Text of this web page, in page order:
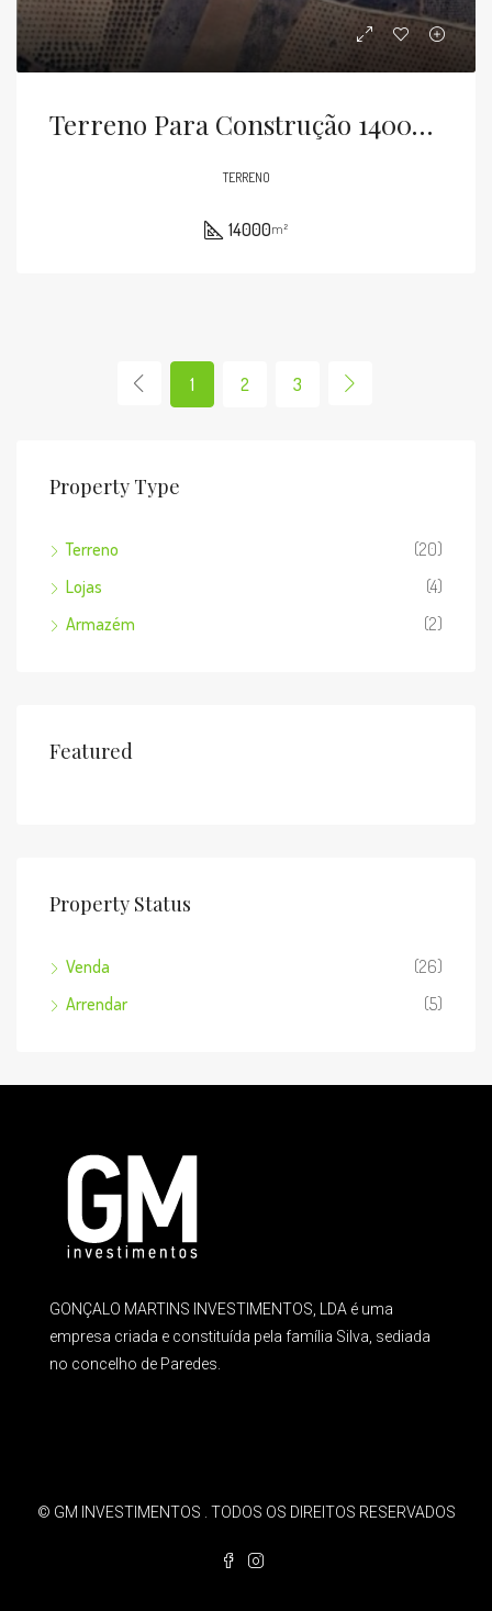
Terreno Para Construção 14000m2 Izeda Bragança
TERRENO
14000m²
1 2 3
Property Type
Terreno
(20)
Lojas
(4)
Armazém
(2)
Featured
Property Status
Venda
(26)
Arrendar
(5)
GONÇALO MARTINS INVESTIMENTOS, LDA é uma
empresa criada e constituída pela família Silva, sediada
no concelho de Paredes.
© GM INVESTIMENTOS . TODOS OS DIREITOS RESERVADOS